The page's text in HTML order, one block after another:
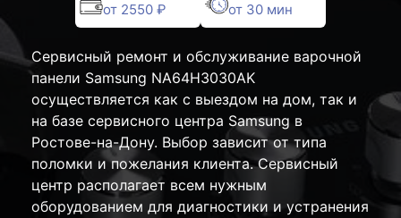
от 2550 ₽ от 30 мин
Сервисный ремонт и обслуживание варочной
панели Samsung NA64H3030AK
осуществляется как с выездом на дом, так и
на базе сервисного центра Samsung в
Ростове-на-Дону. Выбор зависит от типа
поломки и пожелания клиента. Сервисный
центр располагает всем нужным
оборудованием для диагностики и устранения